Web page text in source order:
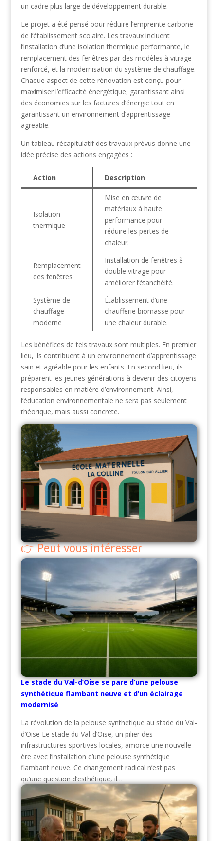
un cadre plus large de développement durable.
Le projet a été pensé pour réduire l’empreinte carbone
de l’établissement scolaire. Les travaux incluent
l’installation d’une isolation thermique performante, le
remplacement des fenêtres par des modèles à vitrage
renforcé, et la modernisation du système de chauffage.
Chaque aspect de cette rénovation est conçu pour
maximiser l’efficacité énergétique, garantissant ainsi
des économies sur les factures d’énergie tout en
garantissant un environnement d’apprentissage
agréable.
Un tableau récapitulatif des travaux prévus donne une
idée précise des actions engagées :
Action Description
Isolation
thermique
Mise en œuvre de
matériaux à haute
performance pour
réduire les pertes de
chaleur.
Remplacement
des fenêtres
Installation de fenêtres à
double vitrage pour
améliorer l’étanchéité.
Système de
chauffage
moderne
Établissement d’une
chaufferie biomasse pour
une chaleur durable.
Les bénéfices de tels travaux sont multiples. En premier
lieu, ils contribuent à un environnement d’apprentissage
sain et agréable pour les enfants. En second lieu, ils
préparent les jeunes générations à devenir des citoyens
responsables en matière d’environnement. Ainsi,
l’éducation environnementale ne sera pas seulement
théorique, mais aussi concrète.
Peut vous intéresser
Le stade du Val-d’Oise se pare d’une pelouse
synthétique flambant neuve et d’un éclairage
modernisé
La révolution de la pelouse synthétique au stade du Val-
d’Oise Le stade du Val-d’Oise, un pilier des
infrastructures sportives locales, amorce une nouvelle
ère avec l’installation d’une pelouse synthétique
flambant neuve. Ce changement radical n’est pas
qu’une question d’esthétique, il…